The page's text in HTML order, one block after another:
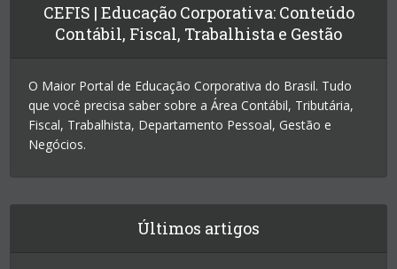
CEFIS | Educação Corporativa: Conteúdo
Contábil, Fiscal, Trabalhista e Gestão
O Maior Portal de Educação Corporativa do Brasil. Tudo
que você precisa saber sobre a Área Contábil, Tributária,
Fiscal, Trabalhista, Departamento Pessoal, Gestão e
Negócios.
Últimos artigos